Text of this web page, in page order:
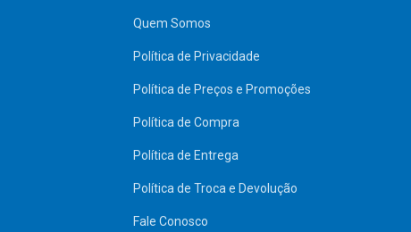
Quem Somos
Política de Privacidade
Política de Preços e Promoções
Política de Compra
Política de Entrega
Política de Troca e Devolução
Fale Conosco